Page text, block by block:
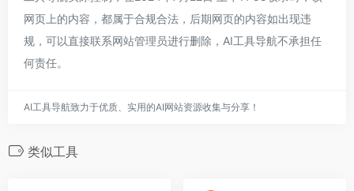
网页上的内容，都属于合规合法，后期网页的内容如出现违
规，可以直接联系网站管理员进行删除，AI工具导航不承担任
何责任。
AI工具导航致力于优质、实用的AI网站资源收集与分享！
类似工具